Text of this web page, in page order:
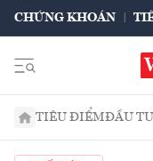
CHỨNG KHOÁN
TIÊU ĐIỂMĐẦU TƯ